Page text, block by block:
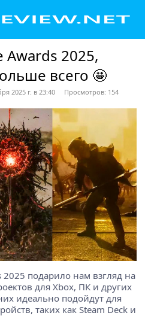
Awards 2025,
всего 🤩
2025 г. в 23:40 Просмотров: 154
2025 подарило нам взгляд на
для Xbox, ПК и других
идеально подойдут для
таких как Steam Deck и